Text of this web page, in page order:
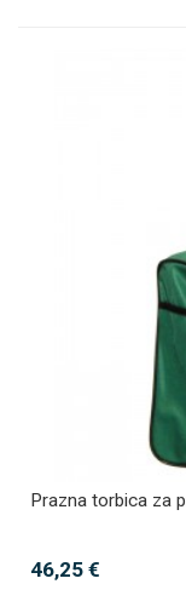
Prazna torbica za
46,25 €